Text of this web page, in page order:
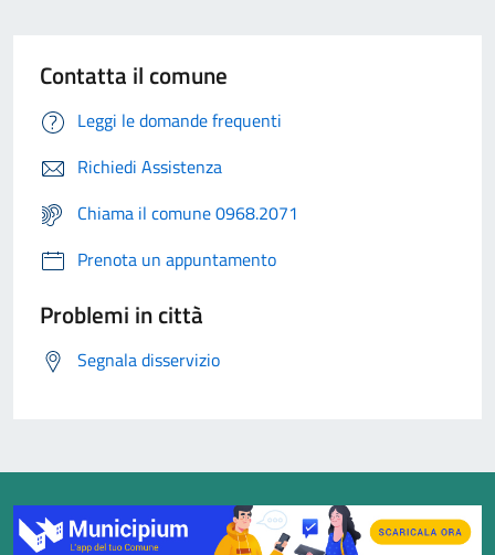
Contatta il comune
Leggi le domande frequenti
Richiedi Assistenza
Chiama il comune 0968.2071
Prenota un appuntamento
Problemi in città
Segnala disservizio